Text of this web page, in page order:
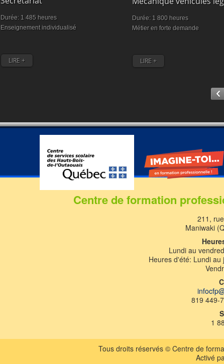
Durée: 1 485 heures
Enseignement individualisé
LIRE +
Durée: 1 800 heures
Métier en forte demande
LIRE +
Centre de formation
211,
Maniwaki
Lundi au
Heures d'été: Lundi
819 449-
1
Tous droits réservés © Centre de
Activé